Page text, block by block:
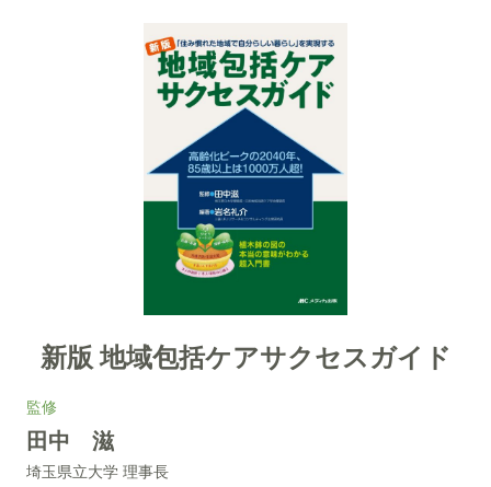
新版 地域包括ケアサクセスガイド
監修
田中 滋
埼玉県立大学 理事長